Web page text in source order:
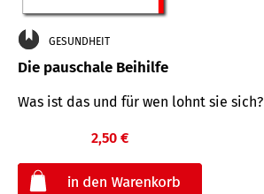
GESUNDHEIT
Die pauschale Beihilfe
Was ist das und für wen lohnt sie sich?
2,50 €